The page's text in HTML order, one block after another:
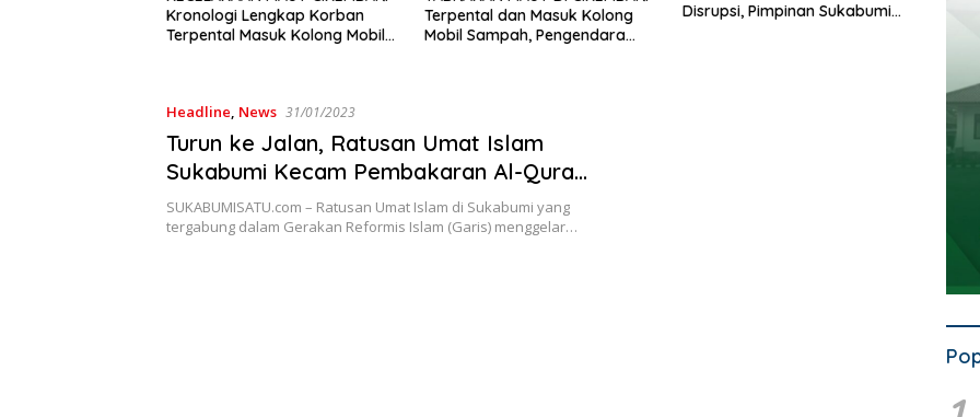
Kronologi Lengkap Korban
Terpental Masuk Kolong Mobil
Terpental dan Masuk Kolong
Mobil Sampah, Pengendara
Disrupsi, Pimpinan Sukabumi
Headline, News 31/01/2023
Turun ke Jalan, Ratusan Umat Islam
Sukabumi Kecam Pembakaran Al-Quran
di Swedia dan Belanda
SUKABUMISATU.com – Ratusan Umat Islam di Sukabumi yang
tergabung dalam Gerakan Reformis Islam (Garis) menggelar…